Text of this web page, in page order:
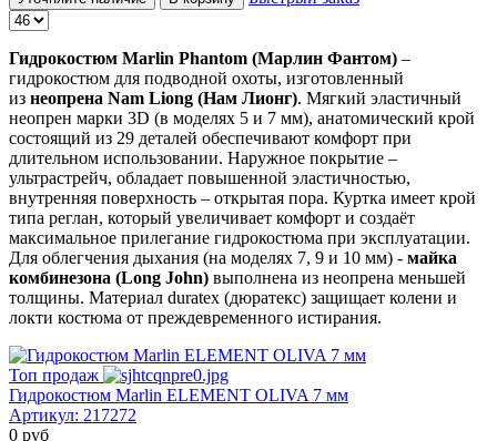
Гидрокостюм Marlin Phantom (Марлин Фантом) –
гидрокостюм для подводной охоты, изготовленный
из неопрена Nam Liong (Нам Лионг). Мягкий эластичный
неопрен марки 3D (в моделях 5 и 7 мм), анатомический крой
состоящий из 29 деталей обеспечивают комфорт при
длительном использовании. Наружное покрытие –
ультрастрейч, обладает повышенной эластичностью,
внутренняя поверхность – открытая пора. Куртка имеет крой
типа реглан, который увеличивает комфорт и создаёт
максимальное прилегание гидрокостюма при эксплуатации.
Для облегчения дыхания (на моделях 7, 9 и 10 мм) - майка
комбинезона (Long John) выполнена из неопрена меньшей
толщины. Материал duratex (дюратекс) защищает колени и
локти костюма от преждевременного истирания.
Топ продаж
Гидрокостюм Marlin ELEMENT OLIVA 7 мм
Артикул: 217272
0 руб